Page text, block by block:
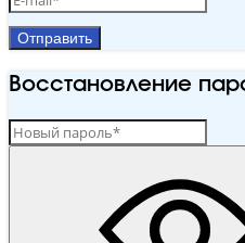
Отправить
Восстановление